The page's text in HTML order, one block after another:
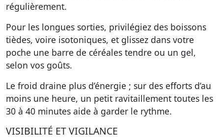
régulièrement.
Pour les longues sorties, privilégiez des boissons
tièdes, voire isotoniques, et glissez dans votre
poche une barre de céréales tendre ou un gel,
selon vos goûts.
Le froid draine plus d’énergie ; sur des efforts d’au
moins une heure, un petit ravitaillement toutes les
30 à 40 minutes aide à garder le rythme.
VISIBILITÉ ET VIGILANCE